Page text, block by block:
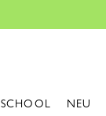
NEU